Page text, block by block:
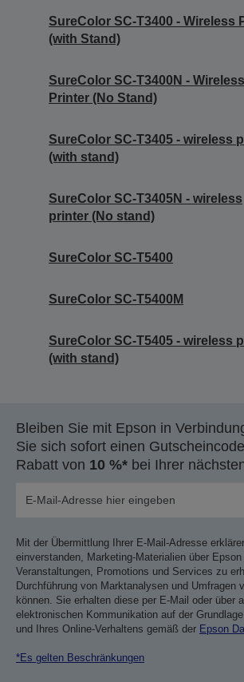
SureColor SC-T3400 - Wireless
(with Stand)
SureColor SC-T3400N - Wireless
Printer (No Stand)
SureColor SC-T3405 - wireless
(with stand)
SureColor SC-T3405N - wireless
printer (No stand)
SureColor SC-T5400
SureColor SC-T5400M
SureColor SC-T5405 - wireless
(with stand)
Bleiben Sie mit Epson in
Sie sich sofort einen
Rabatt von 10 %* bei Ihrer
Mit der Übermittlung Ihrer E-Mail-Adresse
einverstanden, Marketing-Materialien über Epson
Veranstaltungen, Promotions und Services zu
Durchführung von Marktanalysen und Umfragen
können. Sie erhalten diese per E-Mail oder über
elektronischen Kommunikation auf der
und Ihres Online-Verhaltens gemäß der Epson
*Es gelten Beschränkungen